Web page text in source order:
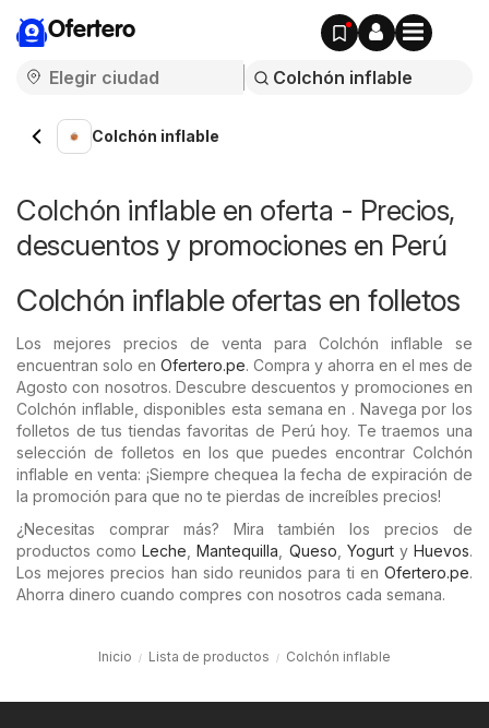
Ofertero
Colchón inflable
Colchón inflable en oferta - Precios,
descuentos y promociones en Perú
Colchón inflable ofertas en folletos
Los mejores precios de venta para Colchón inflable se
encuentran solo en Ofertero.pe. Compra y ahorra en el mes de
Agosto con nosotros. Descubre descuentos y promociones en
Colchón inflable, disponibles esta semana en . Navega por los
folletos de tus tiendas favoritas de Perú hoy. Te traemos una
selección de folletos en los que puedes encontrar Colchón
inflable en venta: ¡Siempre chequea la fecha de expiración de
la promoción para que no te pierdas de increíbles precios!
¿Necesitas comprar más? Mira también los precios de
productos comoLeche ,Mantequilla Queso YogurtyHuevos.
Los mejores precios han sido reunidos para ti en Ofertero.pe.
Ahorra dinero cuando compres con nosotros cada semana.
Inicio Lista de productos Colchón inflable